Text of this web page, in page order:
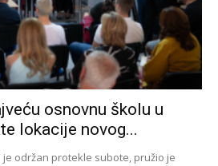
osnovnu školu u
lokacije novog...
održan protekle subote, pružio je